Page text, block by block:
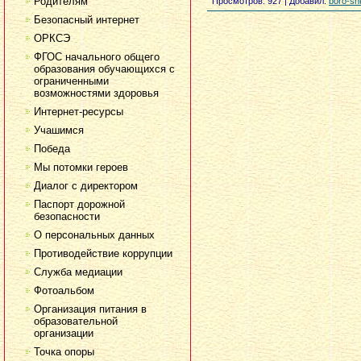
Безопасный интернет
ОРКСЭ
ФГОС начального общего
образования обучающихся с
ограниченными
возможностями здоровья
Интернет-ресурсы
Учашимся
Победа
Мы потомки героев
Диалог с директором
Паспорт дорожной
безопасности
О персональных данных
Противодействие коррупции
Служба медиации
Фотоальбом
Организация питания в
образовательной
организации
Точка опоры